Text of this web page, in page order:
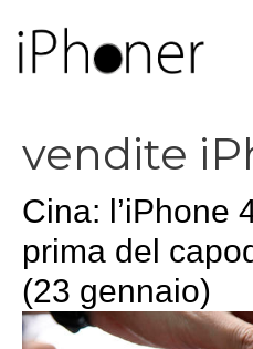
contenuto
vendite
Cina: l’iPhone
prima del
(23 gennaio)